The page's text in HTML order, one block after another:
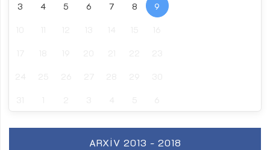
3 4 5 6 7 8 9
ARXIV 2013 - 2018